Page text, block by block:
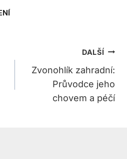
DALŠÍ
Zvonohlík zahradní:
Průvodce jeho
chovem a péčí